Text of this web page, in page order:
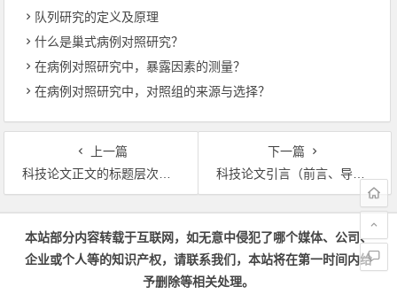
队列研究的定义及原理
什么是巢式病例对照研究？
在病例对照研究中，暴露因素的测量？
在病例对照研究中，对照组的来源与选择？
上一篇
科技论文正文的标题层次有哪些形式？
下一篇
科技论文引言（前言、导言、导论、序言、绪论）的作用与内容
文章导航
本站部分内容转载于互联网，如无意中侵犯了哪个媒体、公司、
企业或个人等的知识产权，请联系我们，本站将在第一时间内给
予删除等相关处理。